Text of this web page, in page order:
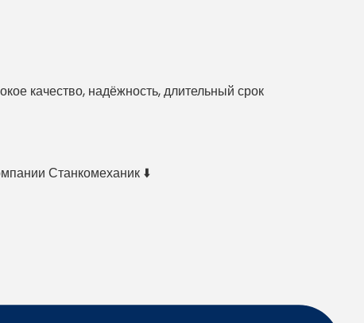
качество, надёжность, длительный срок
Станкомеханик ⬇️